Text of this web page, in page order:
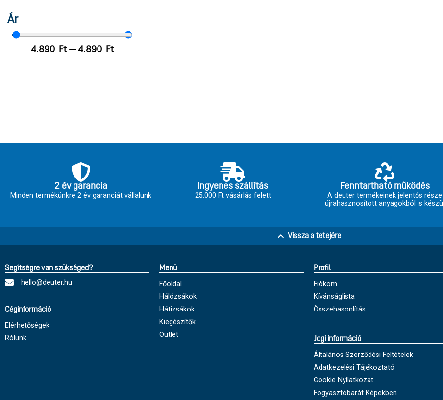
Ár
4.890 Ft —4.890 Ft
2 év garancia
Minden termékünkre 2 év garanciát vállalunk
Ingyenes szállítás
25.000 Ft vásárlás felett
Fenntartható működés
A deuter termékeinek jelentős része
újrahasznosított anyagokból is készül
Vissza a tetejére
Segítségre van szükséged?
hello@deuter.hu
Céginformáció
Elérhetőségek
Rólunk
Menü
Főoldal
Hálózsákok
Hátizsákok
Kiegészítők
Outlet
Profil
Fiókom
Kívánságlista
Összehasonlítás
Jogi információ
Általános Szerződési Feltételek
Adatkezelési Tájékoztató
Cookie Nyilatkozat
Fogyasztóbarát Képekben